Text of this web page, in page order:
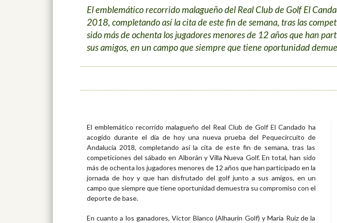
El emblemático recorrido malagueño del Real Club de Golf El
2018, completando así la cita de este fin de semana, tras las
sido más de ochenta los jugadores menores de 12 años que han
sus amigos, en un campo que siempre que tiene oportunidad
El emblemático recorrido malagueño del Real Club de Golf El Candado ha
acogido durante el día de hoy una nueva prueba del Pequecircuito de
Andalucía 2018, completando así la cita de este fin de semana, tras las
competiciones del sábado en Alborán y Villa Nueva Golf. En total, han sido
más de ochenta los jugadores menores de 12 años que han participado en la
jornada de hoy y que han disfrutado del golf junto a sus amigos, en un
campo que siempre que tiene oportunidad demuestra su compromiso con el
deporte de base.
En cuanto a los ganadores, Víctor Blanco (Alhaurín Golf) y María Ruiz de la